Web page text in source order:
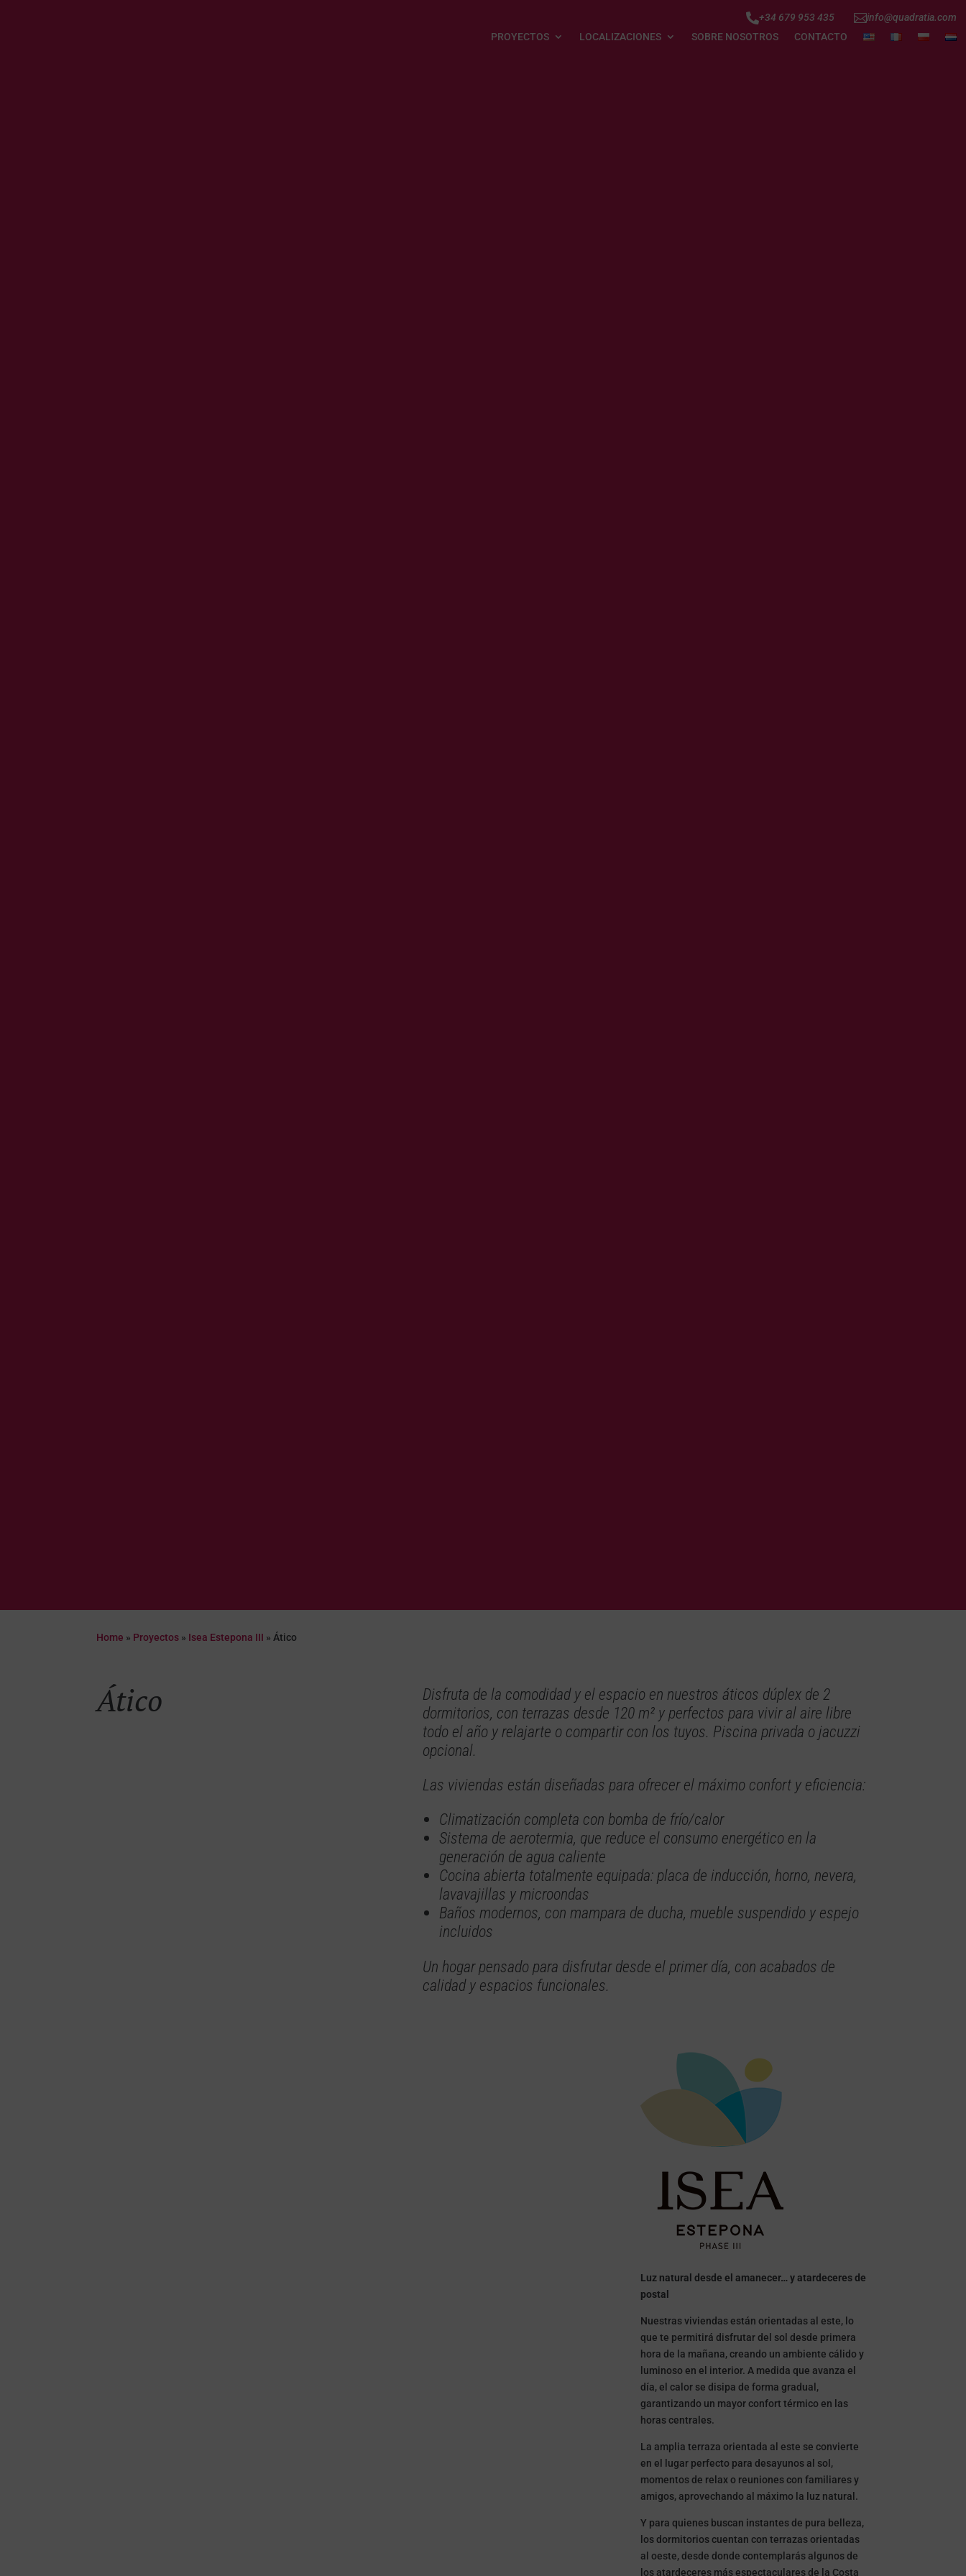
+34 679 953 435 info@quadratia.com
PROYECTOS
LOCALIZACIONES SOBRE NOSOTROS CONTACTO
Home » Proyectos » Isea Estepona III » Ático
Ático
Disfruta de la comodidad y el espacio en nuestros áticos dúplex de 2
dormitorios, con terrazas desde 120 m² y perfectos para vivir al aire libre
todo el año y relajarte o compartir con los tuyos. Piscina privada o jacuzzi
opcional.
Las viviendas están diseñadas para ofrecer el máximo confort y eficiencia:
Climatización completa con bomba de frío/calor
Sistema de aerotermia, que reduce el consumo energético en la
generación de agua caliente
Cocina abierta totalmente equipada: placa de inducción, horno, nevera,
lavavajillas y microondas
Baños modernos, con mampara de ducha, mueble suspendido y espejo
incluidos
Un hogar pensado para disfrutar desde el primer día, con acabados de
calidad y espacios funcionales.
Luz natural desde el amanecer… y atardeceres de
postal
Nuestras viviendas están orientadas al este, lo
que te permitirá disfrutar del sol desde primera
hora de la mañana, creando un ambiente cálido y
luminoso en el interior. A medida que avanza el
día, el calor se disipa de forma gradual,
garantizando un mayor confort térmico en las
horas centrales.
La amplia terraza orientada al este se convierte
en el lugar perfecto para desayunos al sol,
momentos de relax o reuniones con familiares y
amigos, aprovechando al máximo la luz natural.
Y para quienes buscan instantes de pura belleza,
los dormitorios cuentan con terrazas orientadas
al oeste, desde donde contemplarás algunos de
los atardeceres más espectaculares de la Costa